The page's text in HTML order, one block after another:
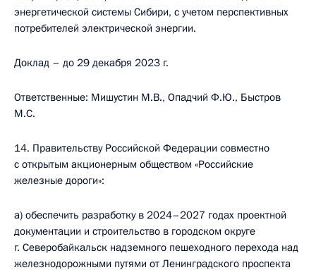
энергетической системы Сибири, с учетом перспективных
потребителей электрической энергии.
Доклад – до 29 декабря 2023 г.
Ответственные: Мишустин М.В., Опадчий Ф.Ю., Быстров
М.С.
14. Правительству Российской Федерации совместно
с открытым акционерным обществом «Российские
железные дороги»:
а) обеспечить разработку в 2024–2027 годах проектной
документации и строительство в городском округе
г. Северобайкальск надземного пешеходного перехода над
железнодорожными путями от Ленинградского проспекта